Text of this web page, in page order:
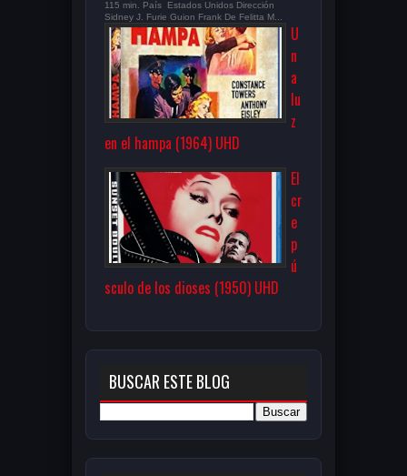
115 min. País Estados Unidos Dirección
Sidney J. Furie Guion Frank De Felitta M...
U
n
a
lu
z
en el hampa (1964) UHD
El
cr
e
p
ú
sculo de los dioses (1950) UHD
BUSCAR ESTE BLOG